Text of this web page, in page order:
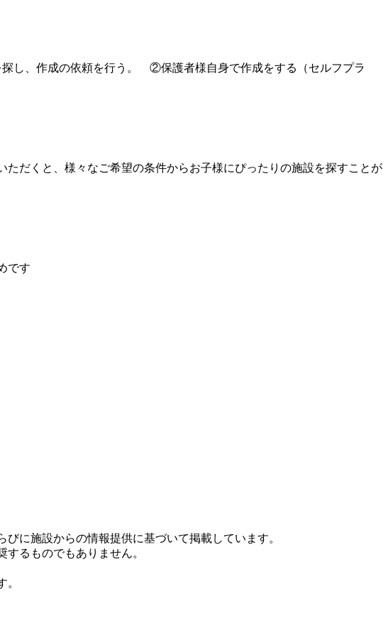
し、作成の依頼を行う。 ②保護者様自身で作成をする（セルフプラ
だくと、様々なご希望の条件からお子様にぴったりの施設を探すことが
です
に施設からの情報提供に基づいて掲載しています。
るものでもありません。